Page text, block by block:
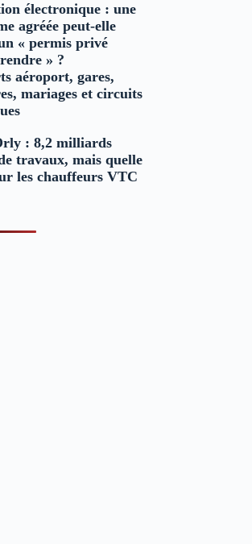
électronique : une
agréée peut-elle
« permis privé
» ?
aéroport, gares,
mariages et circuits
: 8,2 milliards
travaux, mais quelle
les chauffeurs VTC